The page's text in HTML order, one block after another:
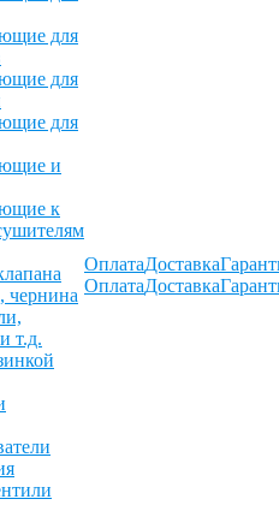
для
для
для
и
к
чернина
т.д.
Оплата
Оплата
Доставка
Доставка